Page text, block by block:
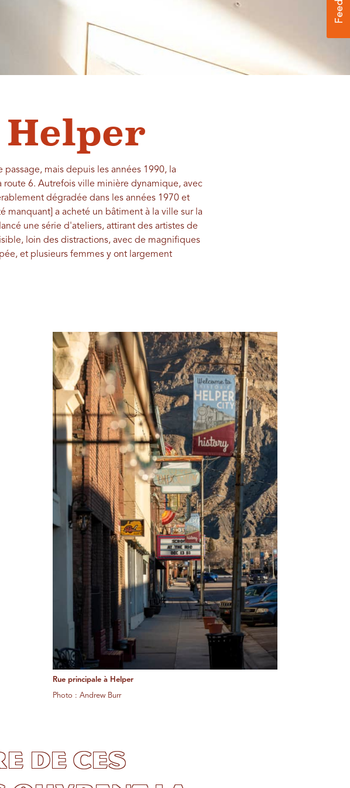
mais depuis les années 1990, la
6. Autrefois ville minière dynamique, avec
dégradée dans les années 1970 et
a acheté un bâtiment à la ville sur la
une série d'ateliers, attirant des artistes de
loin des distractions, avec de magnifiques
et plusieurs femmes y ont largement
Rue principale à Helper
Photo : Andrew Burr
de ces